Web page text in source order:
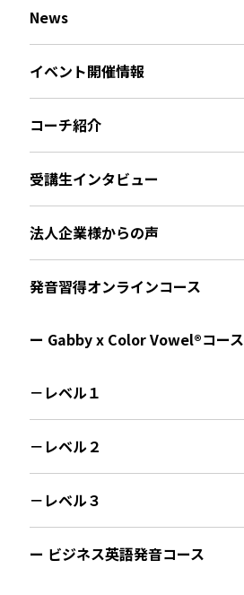
News
イベント開催情報
コーチ紹介
受講生インタビュー
法人企業様からの声
発音習得オンラインコース
ー Gabby x Color Vowel®︎コース
－レベル１
－レベル２
－レベル３
ー ビジネス英語発音コース